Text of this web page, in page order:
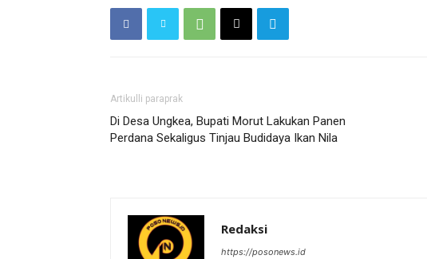
Artikulli paraprak
Di Desa Ungkea, Bupati Morut Lakukan Panen
Perdana Sekaligus Tinjau Budidaya Ikan Nila
Redaksi
https://posonews.id